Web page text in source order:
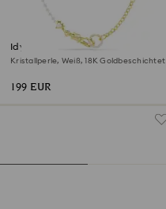
Idyllia Halskette
Kristallperle, Weiß, 18K Goldbeschichtet
199 EUR